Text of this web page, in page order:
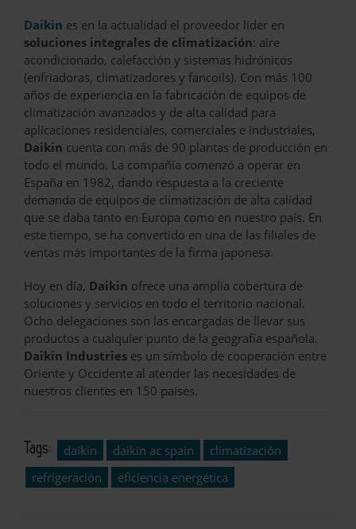
Daikin es en la actualidad el proveedor líder en
soluciones integrales de climatización: aire
acondicionado, calefacción y sistemas hidrónicos
(enfriadoras, climatizadores y fancoils). Con más 100
años de experiencia en la fabricación de equipos de
climatización avanzados y de alta calidad para
aplicaciones residenciales, comerciales e industriales,
Daikin cuenta con más de 90 plantas de producción en
todo el mundo. La compañía comenzó a operar en
España en 1982, dando respuesta a la creciente
demanda de equipos de climatización de alta calidad
que se daba tanto en Europa como en nuestro país. En
este tiempo, se ha convertido en una de las filiales de
ventas más importantes de la firma japonesa.
Hoy en día, Daikin ofrece una amplia cobertura de
soluciones y servicios en todo el territorio nacional.
Ocho delegaciones son las encargadas de llevar sus
productos a cualquier punto de la geografía española.
Daikin Industries es un símbolo de cooperación entre
Oriente y Occidente al atender las necesidades de
nuestros clientes en 150 países.
Tags: daikin daikin ac spain
climatización
refrigeración
eficiencia energética